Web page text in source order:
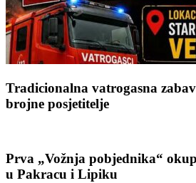
Tradicionalna vatrogasna
brojne posjetitelje
Prva „Vožnja pobjednika“
u Pakracu i Lipiku